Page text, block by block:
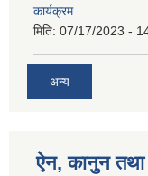
कार्यक्रम
मिति: 07/17/2023 -
अन्य
ऐन, कानुन तथा